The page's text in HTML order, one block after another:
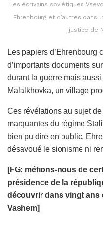
Les écrivains soviétiques
Ehrenbourg et d’autres
justice de
Les papiers d’Ehrenbourg
d’importants documents
durant la guerre mais
Malalkhovka, un village
Ces révélations au sujet
marquantes du régime
bien pu dire en public,
désavoué le sionisme ni
[FG: méfions-nous de
présidence de la
découvrir dans vingt ans
Vashem]